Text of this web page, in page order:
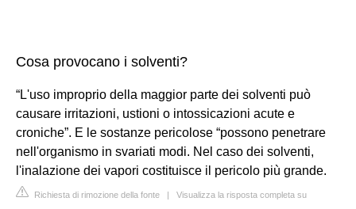
Cosa provocano i solventi?
“L'uso improprio della maggior parte dei solventi può
causare irritazioni, ustioni o intossicazioni acute e
croniche”. E le sostanze pericolose “possono penetrare
nell'organismo in svariati modi. Nel caso dei solventi,
l'inalazione dei vapori costituisce il pericolo più grande.
Richiesta di rimozione della fonte | Visualizza la risposta completa su